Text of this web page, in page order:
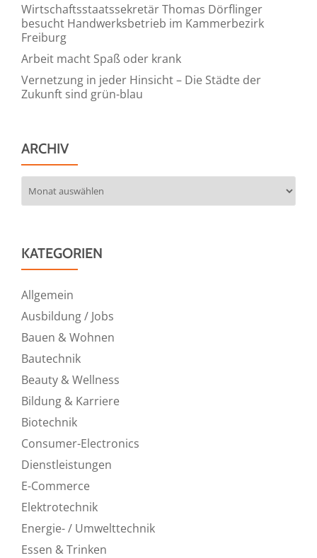
Wirtschaftsstaatssekretär Thomas Dörflinger
besucht Handwerksbetrieb im Kammerbezirk
Freiburg
Arbeit macht Spaß oder krank
Vernetzung in jeder Hinsicht – Die Städte der
Zukunft sind grün-blau
ARCHIV
KATEGORIEN
Allgemein
Ausbildung / Jobs
Bauen & Wohnen
Bautechnik
Beauty & Wellness
Bildung & Karriere
Biotechnik
Consumer-Electronics
Dienstleistungen
E-Commerce
Elektrotechnik
Energie- / Umwelttechnik
Essen & Trinken